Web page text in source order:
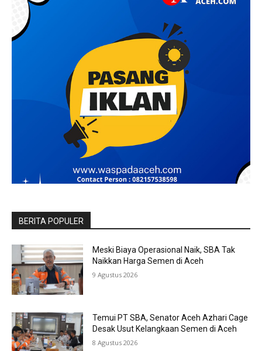
BERITA POPULER
Meski Biaya Operasional Naik, SBA Tak
Naikkan Harga Semen di Aceh
9 Agustus 2026
Temui PT SBA, Senator Aceh Azhari Cage
Desak Usut Kelangkaan Semen di Aceh
8 Agustus 2026